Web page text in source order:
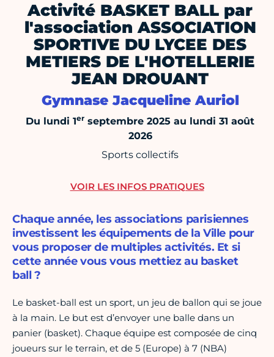
Activité BASKET BALL par
l'association ASSOCIATION
SPORTIVE DU LYCEE DES
METIERS DE L'HOTELLERIE
JEAN DROUANT
Gymnase Jacqueline Auriol
Du lundi 1er septembre 2025 au lundi 31 août
2026
Sports collectifs
Chaque année, les associations parisiennes
investissent les équipements de la Ville pour
vous proposer de multiples activités. Et si
cette année vous vous mettiez au basket
ball ?
Le basket-ball est un sport, un jeu de ballon qui se joue
à la main. Le but est d’envoyer une balle dans un
panier (basket). Chaque équipe est composée de cinq
joueurs sur le terrain, et de 5 (Europe) à 7 (NBA)
VOIR LES INFOS PRATIQUES